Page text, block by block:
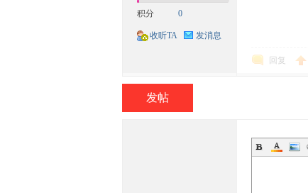
坛-
积分 0
收听TA 发消息
回复
发帖